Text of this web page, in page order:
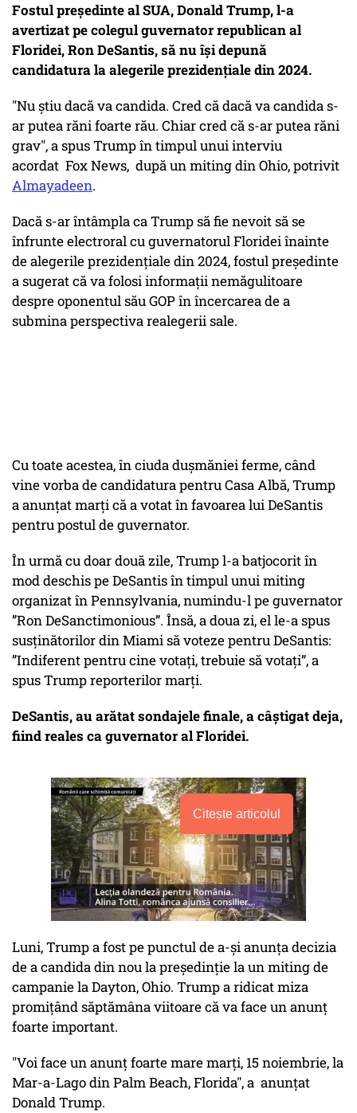
Fostul președinte al SUA, Donald Trump, l-a
avertizat pe colegul guvernator republican al
Floridei, Ron DeSantis, să nu își depună
candidatura la alegerile prezidențiale din 2024.
"Nu știu dacă va candida. Cred că dacă va candida s-
ar putea răni foarte rău. Chiar cred că s-ar putea răni
grav", a spus Trump în timpul unui interviu
acordat Fox News, după un miting din Ohio, potrivit
Almayadeen.
Dacă s-ar întâmpla ca Trump să fie nevoit să se
înfrunte electroral cu guvernatorul Floridei înainte
de alegerile prezidențiale din 2024, fostul președinte
a sugerat că va folosi informații nemăgulitoare
despre oponentul său GOP în încercarea de a
submina perspectiva realegerii sale.
Cu toate acestea, în ciuda dușmăniei ferme, când
vine vorba de candidatura pentru Casa Albă, Trump
a anunțat marți că a votat în favoarea lui DeSantis
pentru postul de guvernator.
În urmă cu doar două zile, Trump l-a batjocorit în
mod deschis pe DeSantis în timpul unui miting
organizat în Pennsylvania, numindu-l pe guvernator
”Ron DeSanctimonious”. Însă, a doua zi, el le-a spus
susținătorilor din Miami să voteze pentru DeSantis:
”Indiferent pentru cine votați, trebuie să votați”, a
spus Trump reporterilor marți.
DeSantis, au arătat sondajele finale, a câștigat deja,
fiind reales ca guvernator al Floridei.
Citește articolul
Luni, Trump a fost pe punctul de a-și anunța decizia
de a candida din nou la președinție la un miting de
campanie la Dayton, Ohio. Trump a ridicat miza
promițând săptămâna viitoare că va face un anunț
foarte important.
"Voi face un anunț foarte mare marți, 15 noiembrie, la
Mar-a-Lago din Palm Beach, Florida", a anunțat
Donald Trump.